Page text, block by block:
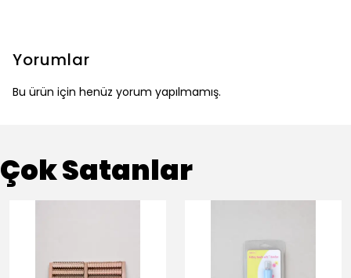
Yorumlar
Bu ürün için henüz yorum yapılmamış.
Çok Satanlar